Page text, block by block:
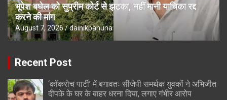
भूपेश बघेल को सुप्रीम कोर्ट से झटका, नहीं मानी याचिका रद्द
करने की मांग
August 7, 2026 dainikpahuna
Recent Post
‘कॉकरोच पार्टी’ में बगावतः सीजेपी समर्थक युवकों ने अभिजीत
दीपके के घर के बाहर धरना दिया, लगाए गंभीर आरोप